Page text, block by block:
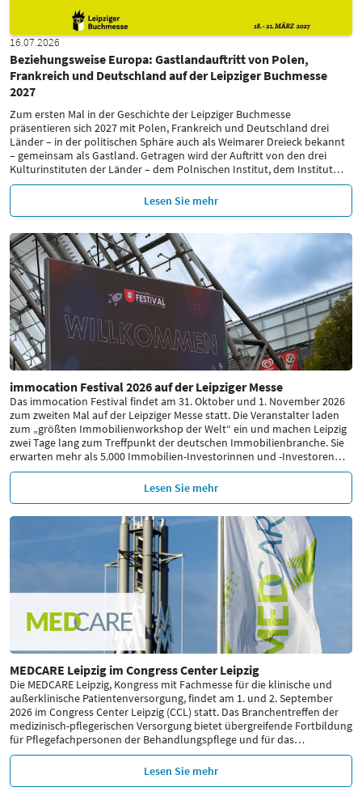
16.07.2026
Beziehungsweise Europa: Gastlandauftritt von Polen,
Frankreich und Deutschland auf der Leipziger Buchmesse
2027
Zum ersten Mal in der Geschichte der Leipziger Buchmesse
präsentieren sich 2027 mit Polen, Frankreich und Deutschland drei
Länder – in der politischen Sphäre auch als Weimarer Dreieck bekannt
– gemeinsam als Gastland. Getragen wird der Auftritt von den drei
Kulturinstituten der Länder – dem Polnischen Institut, dem Institut…
Lesen Sie mehr
immocation Festival 2026 auf der Leipziger Messe
Das immocation Festival findet am 31. Oktober und 1. November 2026
zum zweiten Mal auf der Leipziger Messe statt. Die Veranstalter laden
zum „größten Immobilienworkshop der Welt“ ein und machen Leipzig
zwei Tage lang zum Treffpunkt der deutschen Immobilienbranche. Sie
erwarten mehr als 5.000 Immobilien-Investorinnen und -Investoren…
Lesen Sie mehr
MEDCARE Leipzig im Congress Center Leipzig
Die MEDCARE Leipzig, Kongress mit Fachmesse für die klinische und
außerklinische Patientenversorgung, findet am 1. und 2. September
2026 im Congress Center Leipzig (CCL) statt. Das Branchentreffen der
medizinisch-pflegerischen Versorgung bietet übergreifende Fortbildung
für Pflegefachpersonen der Behandlungspflege und für das…
Lesen Sie mehr